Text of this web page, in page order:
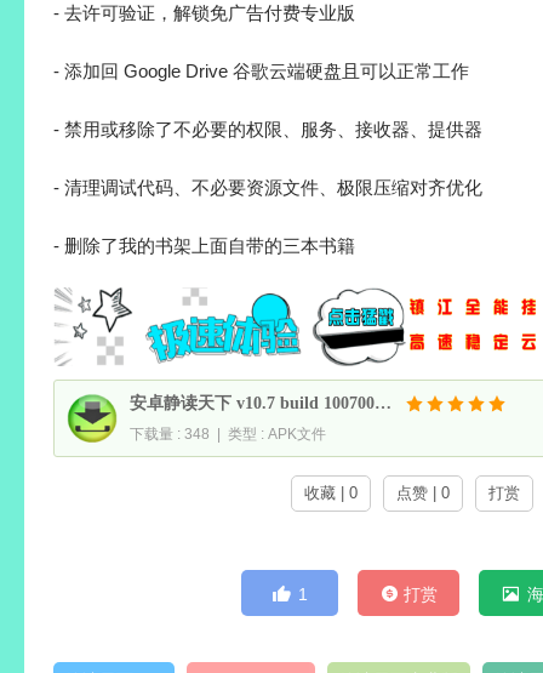
- 去许可验证，解锁免广告付费专业版
- 添加回 Google Drive 谷歌云端硬盘且可以正常工作
- 禁用或移除了不必要的权限、服务、接收器、提供器
- 清理调试代码、不必要资源文件、极限压缩对齐优化
- 删除了我的书架上面自带的三本书籍
安卓静读天下 v10.7 build 1007000 解锁付费专业版
下载量 : 348 | 类型 : APK文件
收藏 | 0 点赞 | 0 打赏
1 打赏